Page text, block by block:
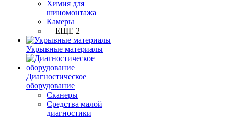
Химия для
шиномонтажа
Камеры
+ ЕЩЕ 2
Укрывные материалы
Диагностическое
оборудование
Сканеры
Средства малой
диагностики